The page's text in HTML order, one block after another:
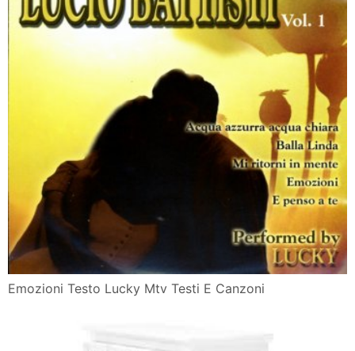
Emozioni Testo Lucky Mtv Testi E Canzoni